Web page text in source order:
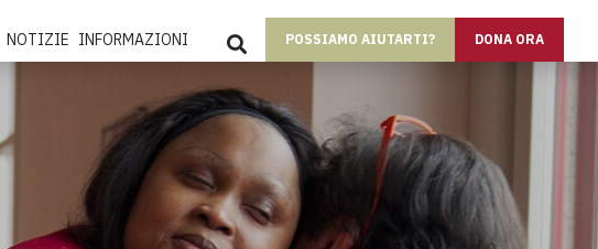
NOTIZIE INFORMAZIONI POSSIAMO AIUTARTI? DONA ORA